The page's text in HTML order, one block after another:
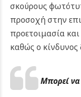
σκούρους
προσοχή στην
προετοιμασία
καθώς ο
Μπορεί να